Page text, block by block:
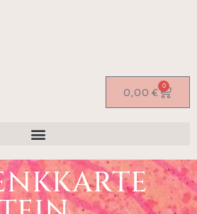
0,00 € 0